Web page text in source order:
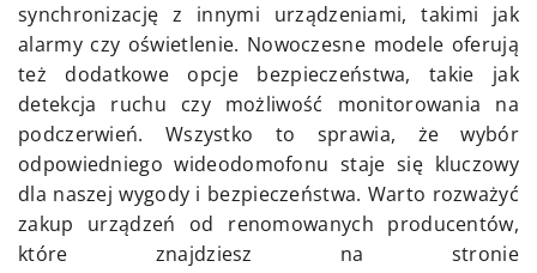
synchronizację z innymi urządzeniami, takimi jak
alarmy czy oświetlenie. Nowoczesne modele oferują
też dodatkowe opcje bezpieczeństwa, takie jak
detekcja ruchu czy możliwość monitorowania na
podczerwień. Wszystko to sprawia, że wybór
odpowiedniego wideodomofonu staje się kluczowy
dla naszej wygody i bezpieczeństwa. Warto rozważyć
zakup urządzeń od renomowanych producentów,
które znajdziesz na stronie